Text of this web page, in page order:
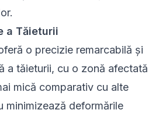
a Tăieturii
o precizie remarcabilă și
a tăieturii, cu o zonă afectată
mică comparativ cu alte
minimizează deformările